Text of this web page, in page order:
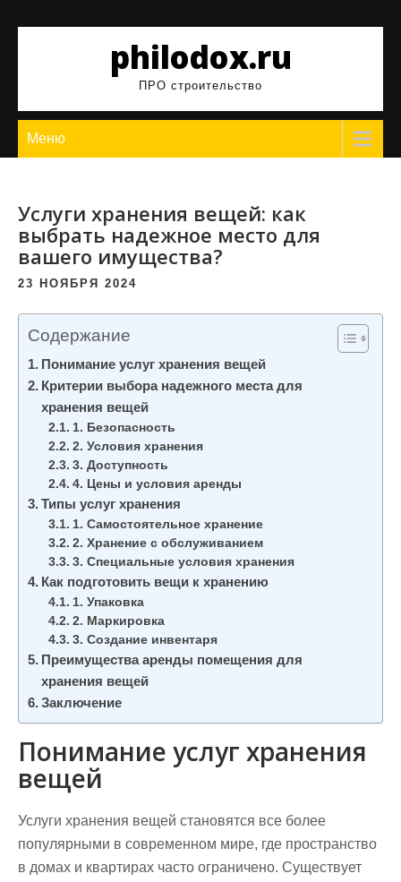
philodox.ru
ПРО строительство
Меню
Услуги хранения вещей: как
выбрать надежное место для
вашего имущества?
23 НОЯБРЯ 2024
Содержание
Понимание услуг хранения вещей
Критерии выбора надежного места для
хранения вещей
1. Безопасность
2. Условия хранения
3. Доступность
4. Цены и условия аренды
Типы услуг хранения
1. Самостоятельное хранение
2. Хранение с обслуживанием
3. Специальные условия хранения
Как подготовить вещи к хранению
1. Упаковка
2. Маркировка
3. Создание инвентаря
Преимущества аренды помещения для
хранения вещей
Заключение
Понимание услуг хранения
вещей
Услуги хранения вещей становятся все более
популярными в современном мире, где пространство
в домах и квартирах часто ограничено. Существует